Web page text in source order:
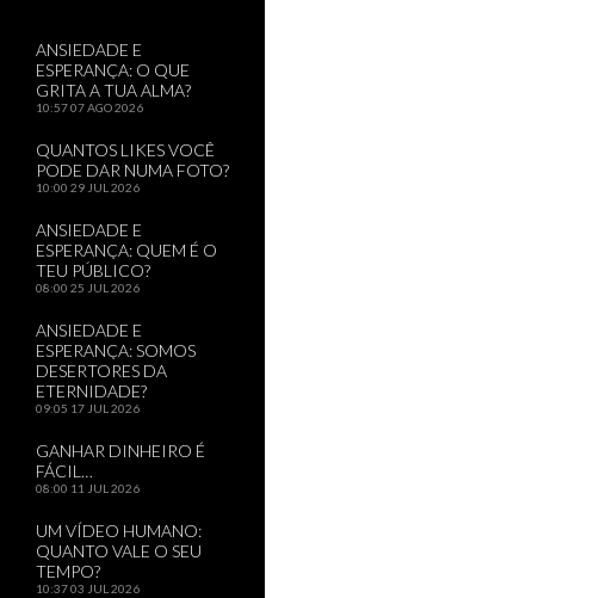
ANSIEDADE E
ESPERANÇA: O QUE
GRITA A TUA ALMA?
10:5707 AGO 2026
QUANTOS LIKES VOCÊ
PODE DAR NUMA FOTO?
10:00 29 JUL 2026
ANSIEDADE E
ESPERANÇA: QUEM É O
TEU PÚBLICO?
08:00 25 JUL 2026
ANSIEDADE E
ESPERANÇA: SOMOS
DESERTORES DA
ETERNIDADE?
09:05 17 JUL 2026
GANHAR DINHEIRO É
FÁCIL…
08:00 11 JUL 2026
UM VÍDEO HUMANO:
QUANTO VALE O SEU
TEMPO?
10:3703 JUL 2026